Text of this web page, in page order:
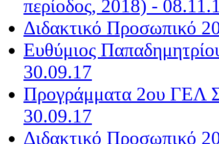
περίοδος, 2018) -
Διδακτικό Προσωπικό
Ευθύμιος
30.09.17
Προγράμματα 2ου ΓΕΛ
30.09.17
Διδακτικό Προσωπικό